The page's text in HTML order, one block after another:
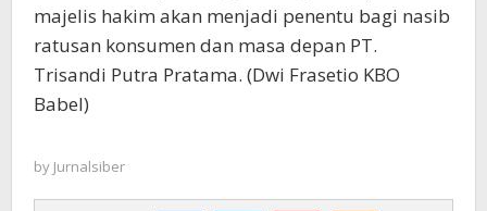
majelis hakim akan menjadi penentu bagi nasib
ratusan konsumen dan masa depan PT.
Trisandi Putra Pratama. (Dwi Frasetio KBO
Babel)
by Jurnalsiber